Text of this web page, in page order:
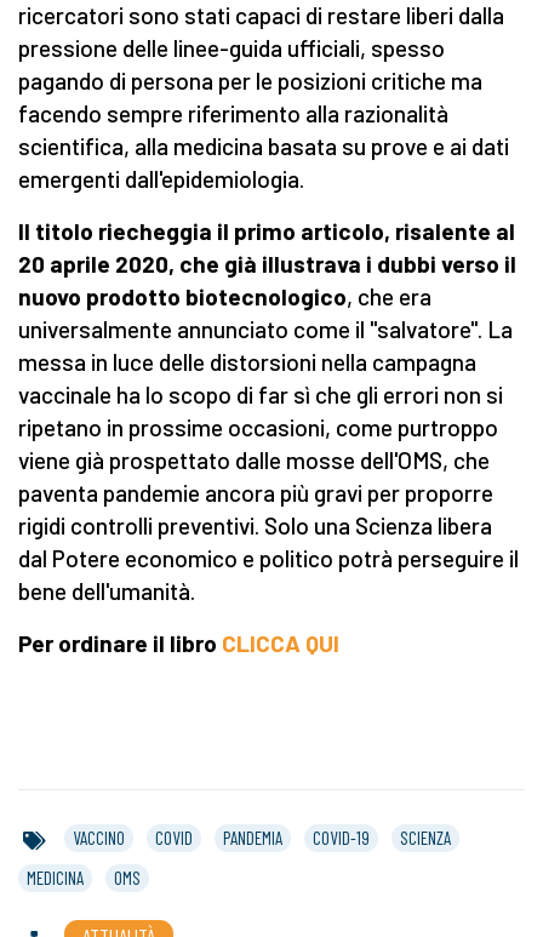
ricercatori sono stati capaci di restare liberi dalla
pressione delle linee-guida ufficiali, spesso
pagando di persona per le posizioni critiche ma
facendo sempre riferimento alla razionalità
scientifica, alla medicina basata su prove e ai dati
emergenti dall'epidemiologia.
Il titolo riecheggia il primo articolo, risalente al
20 aprile 2020, che già illustrava i dubbi verso il
nuovo prodotto biotecnologico, che era
universalmente annunciato come il "salvatore". La
messa in luce delle distorsioni nella campagna
vaccinale ha lo scopo di far sì che gli errori non si
ripetano in prossime occasioni, come purtroppo
viene già prospettato dalle mosse dell'OMS, che
paventa pandemie ancora più gravi per proporre
rigidi controlli preventivi. Solo una Scienza libera
dal Potere economico e politico potrà perseguire il
bene dell'umanità.
Per ordinare il libro CLICCA QUI
VACCINO COVID PANDEMIA COVID-19
SCIENZA
MEDICINA
OMS